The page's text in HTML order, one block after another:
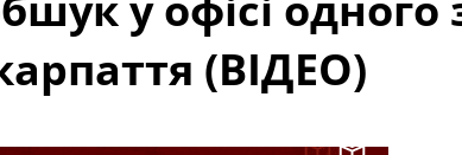
(ВІДЕО)